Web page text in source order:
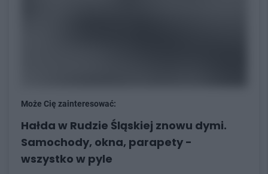
Może Cię zainteresować:
Hałda w Rudzie Śląskiej znowu dymi.
Samochody, okna, parapety -
wszystko w pyle